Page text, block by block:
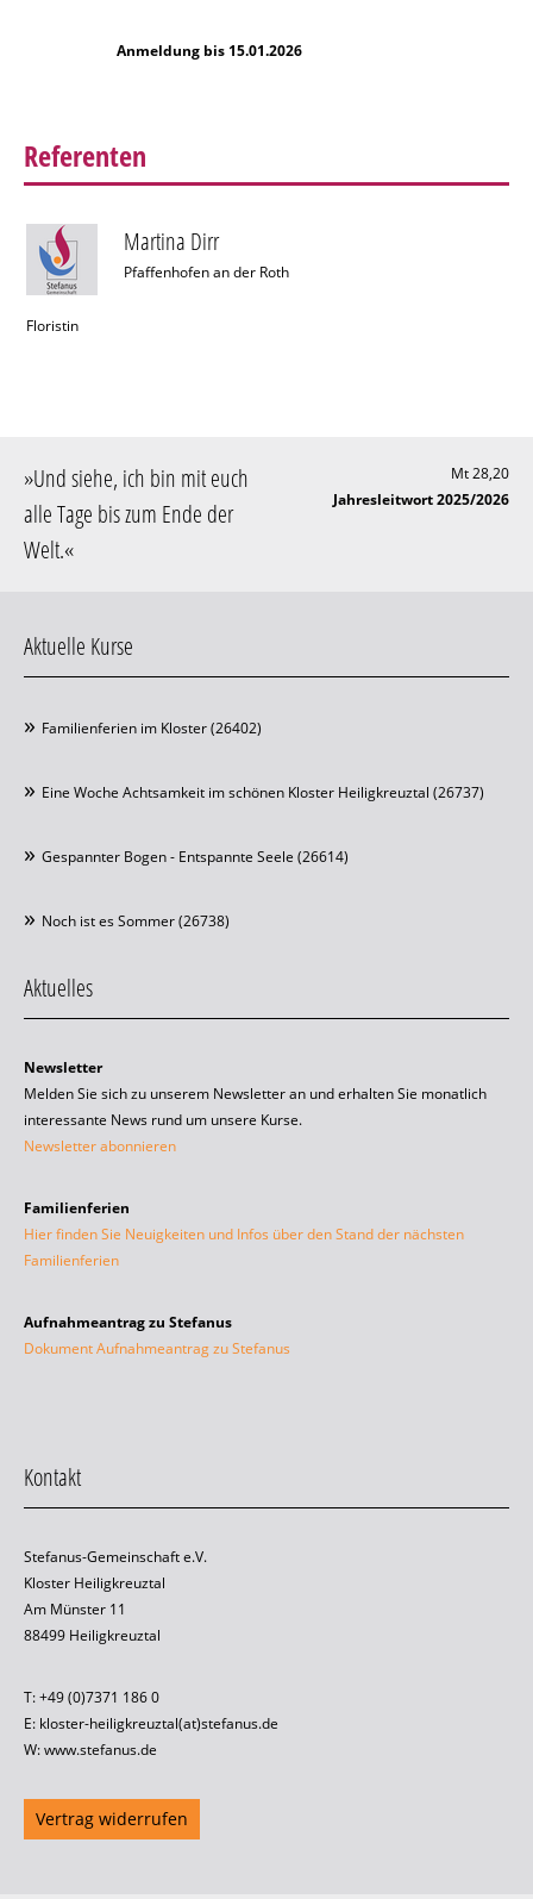
Anmeldung bis 15.01.2026
Referenten
Martina Dirr
Pfaffenhofen an der Roth
Floristin
»Und siehe, ich bin mit euch
alle Tage bis zum Ende der
Welt.«
Mt 28,20
Jahresleitwort 2025/2026
Aktuelle Kurse
Familienferien im Kloster (26402)
Eine Woche Achtsamkeit im schönen Kloster Heiligkreuztal (26737)
Gespannter Bogen - Entspannte Seele (26614)
Noch ist es Sommer (26738)
Aktuelles
Newsletter
Melden Sie sich zu unserem Newsletter an und erhalten Sie monatlich
interessante News rund um unsere Kurse.
Newsletter abonnieren
Familienferien
Hier finden Sie Neuigkeiten und Infos über den Stand der nächsten
Familienferien
Aufnahmeantrag zu Stefanus
Dokument Aufnahmeantrag zu Stefanus
Kontakt
Stefanus-Gemeinschaft e.V.
Kloster Heiligkreuztal
Am Münster 11
88499 Heiligkreuztal
T: +49 (0)7371 186 0
E: kloster-heiligkreuztal(at)stefanus.de
W: www.stefanus.de
Vertrag widerrufen